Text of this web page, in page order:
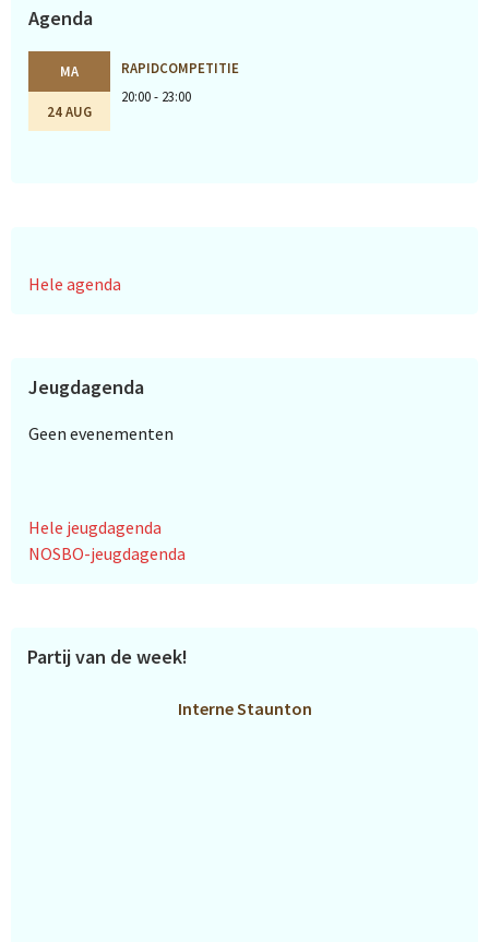
Agenda
MA
24 AUG
RAPIDCOMPETITIE
20:00 - 23:00
Hele agenda
Jeugdagenda
Geen evenementen
Hele jeugdagenda
NOSBO-jeugdagenda
Partij van de week!
Interne Staunton